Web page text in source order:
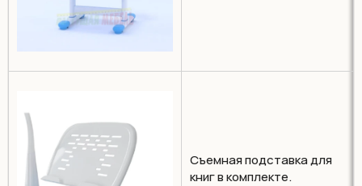
Съемная подставка для
книг в комплекте.